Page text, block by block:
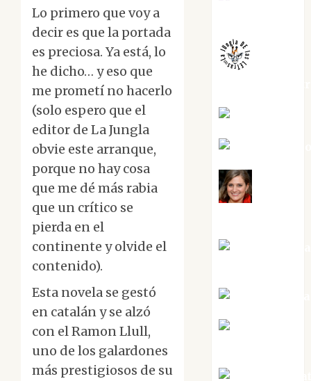
Lo primero que voy a
decir es que la portada
es preciosa. Ya está, lo
he dicho… y eso que
me prometí no hacerlo
(solo espero que el
editor de La Jungla
obvie este arranque,
porque no hay cosa
que me dé más rabia
que un crítico se
pierda en el
continente y olvide el
contenido).
Esta novela se gestó
en catalán y se alzó
con el Ramon Llull,
uno de los galardones
más prestigiosos de su